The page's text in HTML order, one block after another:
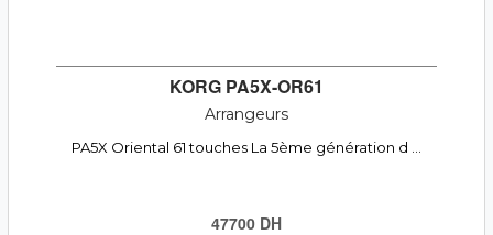
KORG PA5X-OR61
Arrangeurs
PA5X Oriental 61 touches La 5ème génération d ...
47700 DH